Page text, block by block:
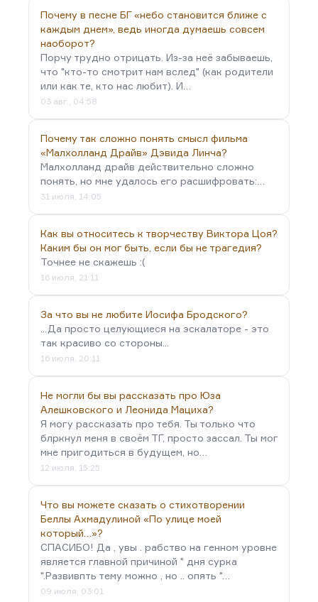
Почему в песне БГ «небо становится ближе с
каждым днем», ведь иногда думаешь совсем
наоборот?
Порчу трудно отрицать. Из-за неё забываешь,
что "кто-то смотрит нам вслед" (как родители
или как те, кто нас любит). И…
03 авг., 04:58
Почему так сложно понять смысл фильма
«Малхолланд Драйв» Дэвида Линча?
Малхолланд драйв действительно сложно
понять, но мне удалось его расшифровать:…
31 июля, 14:05
Как вы относитесь к творчеству Виктора Цоя?
Каким бы он мог быть, если бы не трагедия?
Точнее не скажешь :(
16 июля, 21:11
За что вы не любите Иосифа Бродского?
...Да просто целующиеся на эскалаторе - это
так красиво со стороны...
16 июля, 20:11
Не могли бы вы рассказать про Юза
Алешковского и Леонида Мациха?
Я могу рассказать про тебя. Ты только что
блркнул меня в своём ТГ, просто зассал. Ты мог
мне пригодиться в будущем, но…
12 июля, 15:25
Что вы можете сказать о стихотворении
Беллы Ахмадулиной «По улице моей
который…»?
СПАСИБО! Да , увы . рабство на генном уровне
является главной причиной " дня сурка
".Развивпть тему можно , но .. опять "…
09 июля, 03:01